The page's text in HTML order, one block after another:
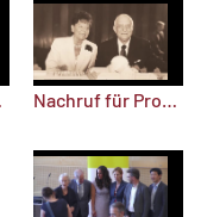
(2) Nachruf für Professor Dr. Dr. h. c. Helmut Greve